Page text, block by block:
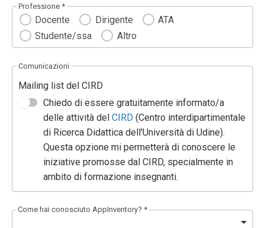
Professione *
Docente Dirigente
ATA
Studente/ssa
Altro
Comunicazioni
Mailing list del CIRD
Chiedo di essere gratuitamente informato/a
delle attività delCIRD (Centro interdipartimentale
di Ricerca Didattica dell'Università di Udine).
Questa opzione mi permetterà di conoscere le
iniziative promosse dal CIRD, specialmente in
ambito di formazione insegnanti.
Come hai conosciuto AppInventory? *